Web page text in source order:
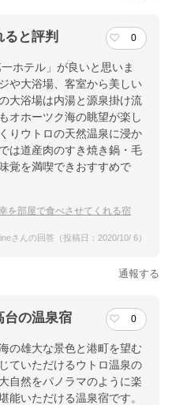
と評判 0
ホテル」が良いと思いま
や大浴場、客室から美しい
大浴場は内湯と源泉掛け流
オホーツク海の眺望が楽し
りウトロの天然温泉に浸か
は道産肉のすき焼き鍋・毛
覚を満喫できおすすめで
を部屋で食べさせてくれる宿
さんの回答（投稿日：2020/10/ 6）
通報する
台の温泉宿 0
の雄大な景色と港町を望む
ていただけるウトロ温泉の
自然をパノラマのように楽
能いただける温泉宿です。